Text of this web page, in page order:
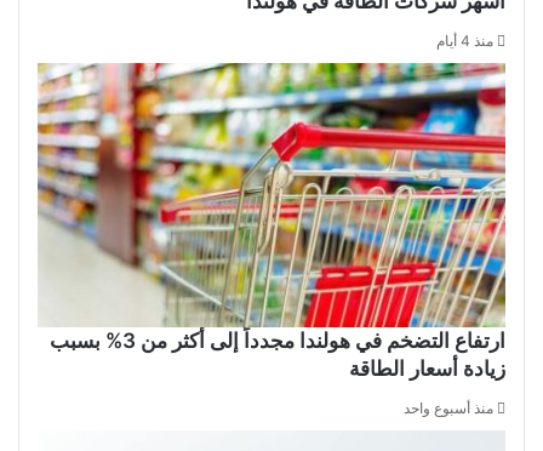
منذ 4 أيام
ارتفاع التضخم في هولندا مجدداً إلى أكثر من 3% بسبب
زيادة أسعار الطاقة
منذ أسبوع واحد